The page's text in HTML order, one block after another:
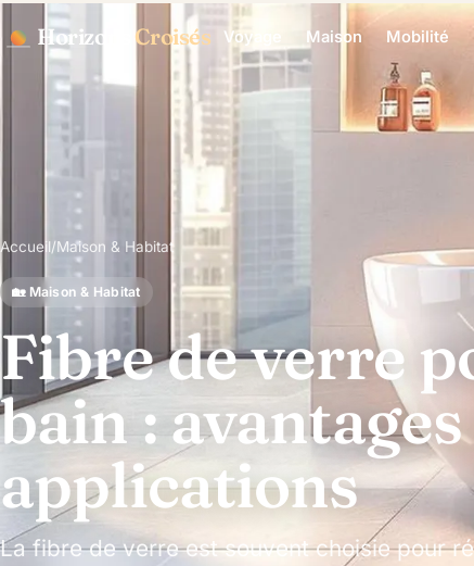
Horizons Croisés Voyage Maison Mobilité
Accueil/Maison & Habitat
🏡 Maison & Habitat
Fibre de verre
bain :
applications
La fibre de verre est souvent choisie pour